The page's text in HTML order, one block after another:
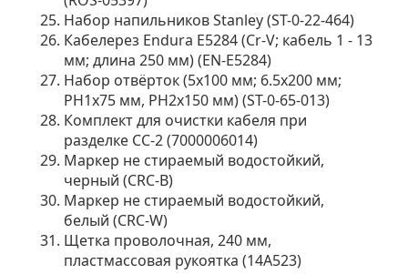
Набор напильников Stanley (ST-0-22-464)
Кабелерез Endura E5284 (Cr-V; кабель 1 - 13
мм; длина 250 мм) (EN-E5284)
Набор отвёрток (5x100 мм; 6.5x200 мм;
PH1x75 мм, PH2x150 мм) (ST-0-65-013)
Комплект для очистки кабеля при
разделке CC-2 (7000006014)
Маркер не стираемый водостойкий,
черный (CRC-B)
Маркер не стираемый водостойкий,
белый (CRC-W)
Щетка проволочная, 240 мм,
пластмассовая рукоятка (14A523)